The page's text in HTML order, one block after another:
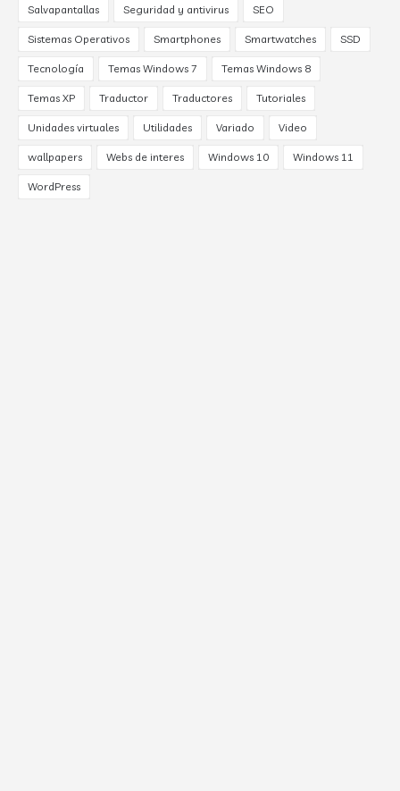
Salvapantallas Seguridad y antivirus SEO
Sistemas Operativos Smartphones Smartwatches SSD
Tecnología Temas Windows 7 Temas Windows 8
Temas XP Traductor Traductores Tutoriales
Unidades virtuales Utilidades Variado Video
wallpapers Webs de interes Windows 10 Windows 11
WordPress